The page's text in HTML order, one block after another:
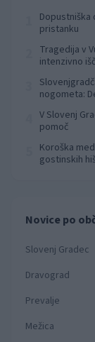
Dopustniška
pristanku
Tragedija v
intenzivno
nogometa:
V Slovenj
pomoč
Koroška
gostinskih
Novice po
Slovenj Gradec
Dravograd
Prevalje
Mežica